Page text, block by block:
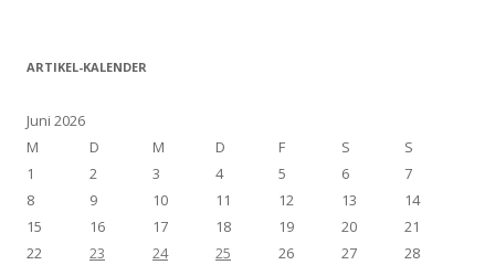
ARTIKEL-KALENDER
Juni 2026
M
D M D F S
S
1
2 3 4 5 6
7
8
9 10 11 12 13
14
15
16 17 18 19 20
21
22
23 24 25 26 27
28